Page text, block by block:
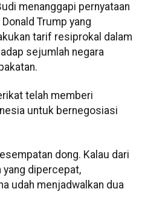
menanggapi pernyataan
Trump yang
tarif resiprokal dalam
sejumlah negara
telah memberi
untuk bernegosiasi
dong. Kalau dari
dipercepat,
udah menjadwalkan dua